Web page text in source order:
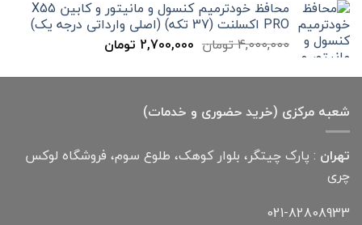
بود. است. محافظ خودترمیم کنسول و مانیتور و کابین X55
PRO اکسلنت (37 تکه) (اصلی وارداتی درجه یک)
4,000,000تومان قیمت
4,000,000 تومان
2,700,000 تومانقیمت
2,700,000 تومان
شعبه مرکزی (خرید حضوری و خدمات)
تهران : پارک چیتگر، بلوار کوهک، طلوع سوم، فروشگاه لوکس
چری
021-82808933